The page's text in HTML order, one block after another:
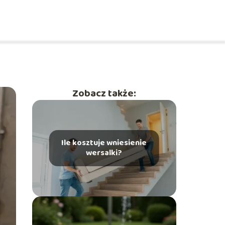
Zobacz także:
Ile kosztuje wniesienie
wersalki?